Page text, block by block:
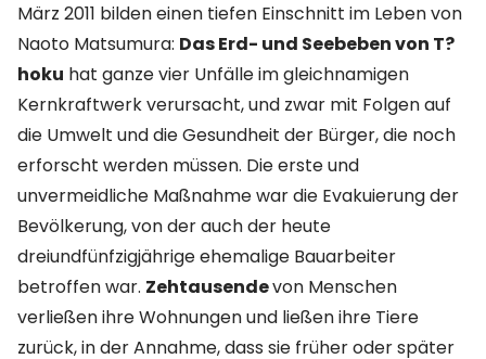
März 2011 bilden einen tiefen Einschnitt im Leben von
Naoto Matsumura: Das Erd- und Seebeben von T?
hoku hat ganze vier Unfälle im gleichnamigen
Kernkraftwerk verursacht, und zwar mit Folgen auf
die Umwelt und die Gesundheit der Bürger, die noch
erforscht werden müssen. Die erste und
unvermeidliche Maßnahme war die Evakuierung der
Bevölkerung, von der auch der heute
dreiundfünfzigjährige ehemalige Bauarbeiter
betroffen war. Zehtausendevon Menschen
verließen ihre Wohnungen und ließen ihre Tiere
zurück, in der Annahme, dass sie früher oder später